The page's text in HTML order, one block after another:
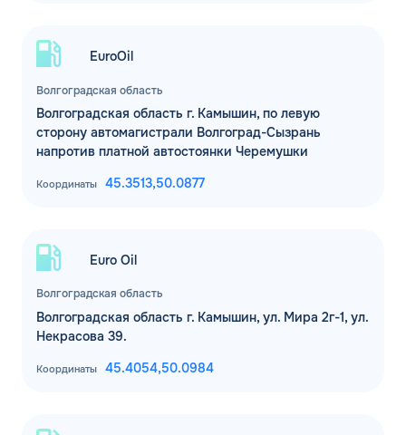
Волгоградская область
EuroOil
Волгоградская область г. Камышин, по левую
сторону автомагистрали Волгоград-Сызрань
напротив платной автостоянки Черемушки
Координаты 45.3513,50.0877
Волгоградская область
Euro Oil
Волгоградская область г. Камышин, ул. Мира 2г-1, ул.
Некрасова 39.
Координаты 45.4054,50.0984